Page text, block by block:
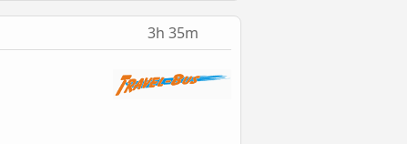
3h 35m